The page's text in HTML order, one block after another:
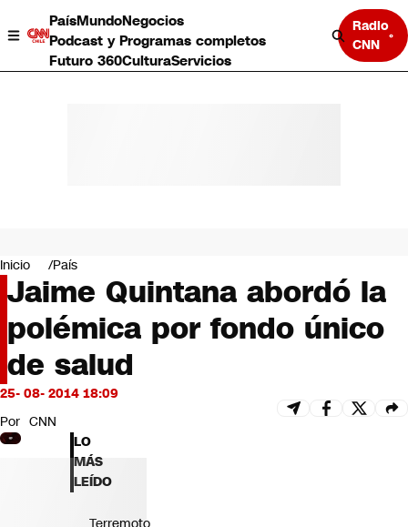
PaísMundoNegocios
Podcast y Programas completos
Futuro 360CulturaServicios
Radio
CNN
Negocios
Deportes
Programas completos
Cultura
Servicios
Bits
CNN tiempo
Futuro 360
Opinión
Inicio País
Jaime Quintana abordó la
polémica por fondo único
de salud
25- 08- 2014 18:09
Por CNN
LO
MÁS
LEÍDO
Terremoto